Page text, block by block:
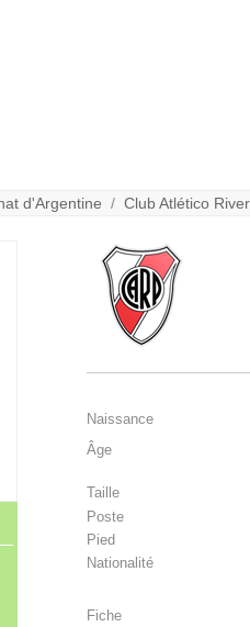
d'Argentine /Club Atlético
Naissance
Âge
Taille
Poste
Pied
Nationalité
Fiche